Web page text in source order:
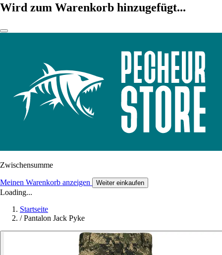
Wird zum Warenkorb hinzugefügt...
Zwischensumme
Meinen Warenkorb anzeigen Weiter einkaufen
Loading...
Startseite
/ Pantalon Jack Pyke